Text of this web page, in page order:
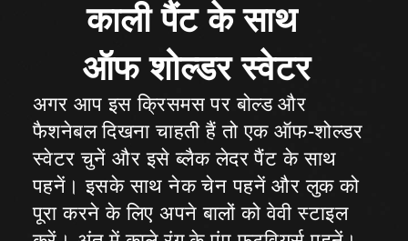
काली पैंट के साथ
ऑफ शोल्डर स्वेटर
अगर आप इस क्रिसमस पर बोल्ड और
फैशनेबल दिखना चाहती हैं तो एक ऑफ-शोल्डर
स्वेटर चुनें और इसे ब्लैक लेदर पैंट के साथ
पहनें। इसके साथ नेक चेन पहनें और लुक को
पूरा करने के लिए अपने बालों को वेवी स्टाइल